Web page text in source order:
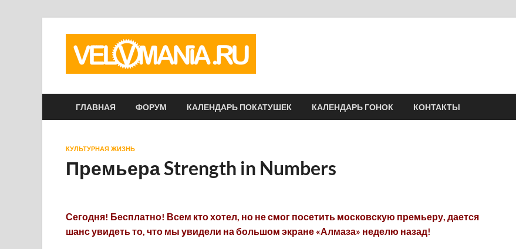
ГЛАВНАЯ ФОРУМ КАЛЕНДАРЬ ПОКАТУШЕК КАЛЕНДАРЬ ГОНОК КОНТАКТЫ
КУЛЬТУРНАЯ ЖИЗНЬ
Премьера Strength in Numbers
Сегодня! Бесплатно! Всем кто хотел, но не смог посетить московскую премьеру, дается
шанс увидеть то, что мы увидели на большом экране «Алмаза» неделю назад!